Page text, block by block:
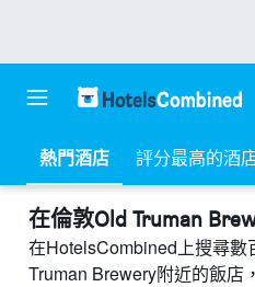
熱門酒店 評分最高的酒
在倫敦Old Truman
在HotelsCombined上搜尋數
Truman Brewery附近的飯店